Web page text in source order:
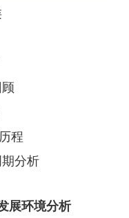
程
分析
展环境分析